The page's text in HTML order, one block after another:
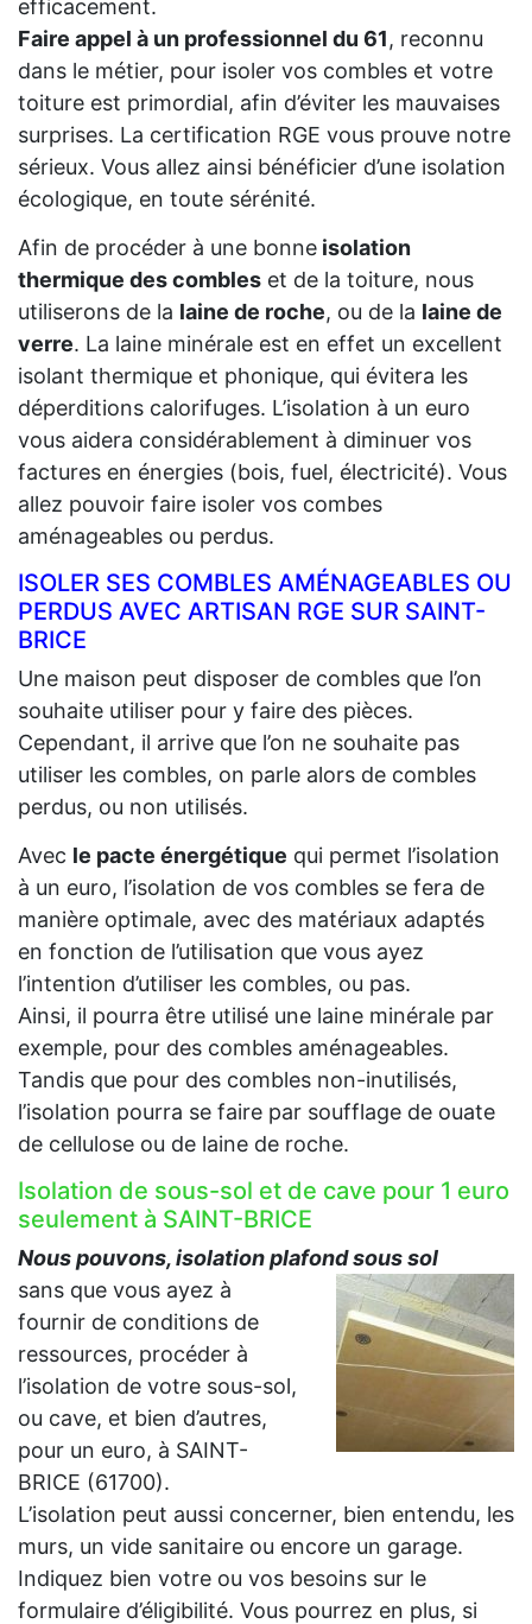
efficacement.
Faire appel à un professionnel du 61, reconnu
dans le métier, pour isoler vos combles et votre
toiture est primordial, afin d’éviter les mauvaises
surprises. La certification RGE vous prouve notre
sérieux. Vous allez ainsi bénéficier d’une isolation
écologique, en toute sérénité.
Afin de procéder à une bonne isolation
thermique des combles et de la toiture, nous
utiliserons de la laine de roche, ou de la laine de
verre. La laine minérale est en effet un excellent
isolant thermique et phonique, qui évitera les
déperditions calorifuges. L’isolation à un euro
vous aidera considérablement à diminuer vos
factures en énergies (bois, fuel, électricité). Vous
allez pouvoir faire isoler vos combes
aménageables ou perdus.
ISOLER SES COMBLES AMÉNAGEABLES OU
PERDUS AVEC ARTISAN RGE SUR SAINT-
BRICE
Une maison peut disposer de combles que l’on
souhaite utiliser pour y faire des pièces.
Cependant, il arrive que l’on ne souhaite pas
utiliser les combles, on parle alors de combles
perdus, ou non utilisés.
Avec le pacte énergétique qui permet l’isolation
à un euro, l’isolation de vos combles se fera de
manière optimale, avec des matériaux adaptés
en fonction de l’utilisation que vous ayez
l’intention d’utiliser les combles, ou pas.
Ainsi, il pourra être utilisé une laine minérale par
exemple, pour des combles aménageables.
Tandis que pour des combles non-inutilisés,
l’isolation pourra se faire par soufflage de ouate
de cellulose ou de laine de roche.
Isolation de sous-sol et de cave pour 1 euro
seulement à SAINT-BRICE
Nous pouvons, isolation plafond sous sol
sans que vous ayez à
fournir de conditions de
ressources, procéder à
l’isolation de votre sous-sol,
ou cave, et bien d’autres,
pour un euro, à SAINT-
BRICE (61700).
L’isolation peut aussi concerner, bien entendu, les
murs, un vide sanitaire ou encore un garage.
Indiquez bien votre ou vos besoins sur le
formulaire d’éligibilité. Vous pourrez en plus, si